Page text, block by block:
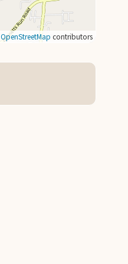
OpenStreetMap contributors